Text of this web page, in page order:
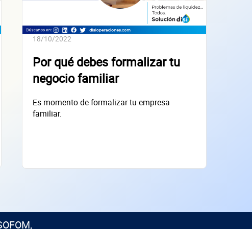
18/10/2022
Por qué debes formalizar tu
negocio familiar
Es momento de formalizar tu empresa
familiar.